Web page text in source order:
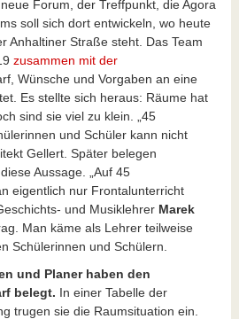
Forum, der Treffpunkt, die Agora
soll sich dort entwickeln, wo heute
Anhaltiner Straße steht. Das Team
zusammen mit der
Wünsche und Vorgaben an eine
Es stellte sich heraus: Räume hat
sind sie viel zu klein. „45
und Schüler kann nicht
Gellert. Später belegen
Aussage. „Auf 45
eigentlich nur Frontalunterricht
und Musiklehrer Marek
Man käme als Lehrer teilweise
Schülerinnen und Schülern.
und Planer haben den
belegt. In einer Tabelle der
trugen sie die Raumsituation ein.